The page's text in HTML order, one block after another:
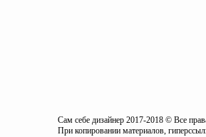
Сам себе дизайнер 2017-2018 © Все
При копировании материалов,